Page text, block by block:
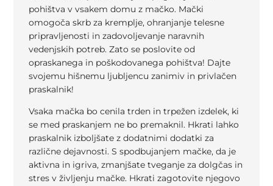
pohištva v vsakem domu z mačko. Mački
omogoča skrb za kremplje, ohranjanje telesne
pripravljenosti in zadovoljevanje naravnih
vedenjskih potreb. Zato se poslovite od
opraskanega in poškodovanega pohištva! Dajte
svojemu hišnemu ljubljencu zanimiv in privlačen
praskalnik!
Vsaka mačka bo cenila trden in trpežen izdelek, ki
se med praskanjem ne bo premaknil. Hkrati lahko
praskalnik izboljšate z dodatnimi dodatki za
različne dejavnosti. S spodbujanjem mačke, da je
aktivna in igriva, zmanjšate tveganje za dolgčas in
stres v življenju mačke. Hkrati zagotovite njegovo